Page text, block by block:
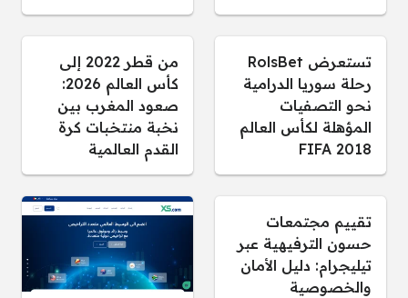
تستعرض RolsBet
رحلة سوريا الدرامية
نحو التصفيات
المؤهلة لكأس العالم
FIFA 2018
من قطر 2022 إلى
كأس العالم 2026:
صعود المغرب بين
نخبة منتخبات كرة
القدم العالمية
تقييم مجتمعات
حسون الترفيهية عبر
تيليجرام: دليل الأمان
والخصوصية